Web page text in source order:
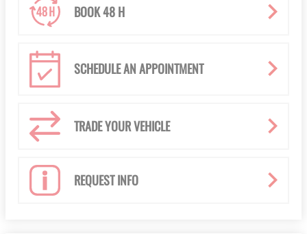
BOOK 48 H
SCHEDULE AN APPOINTMENT
TRADE YOUR VEHICLE
REQUEST INFO